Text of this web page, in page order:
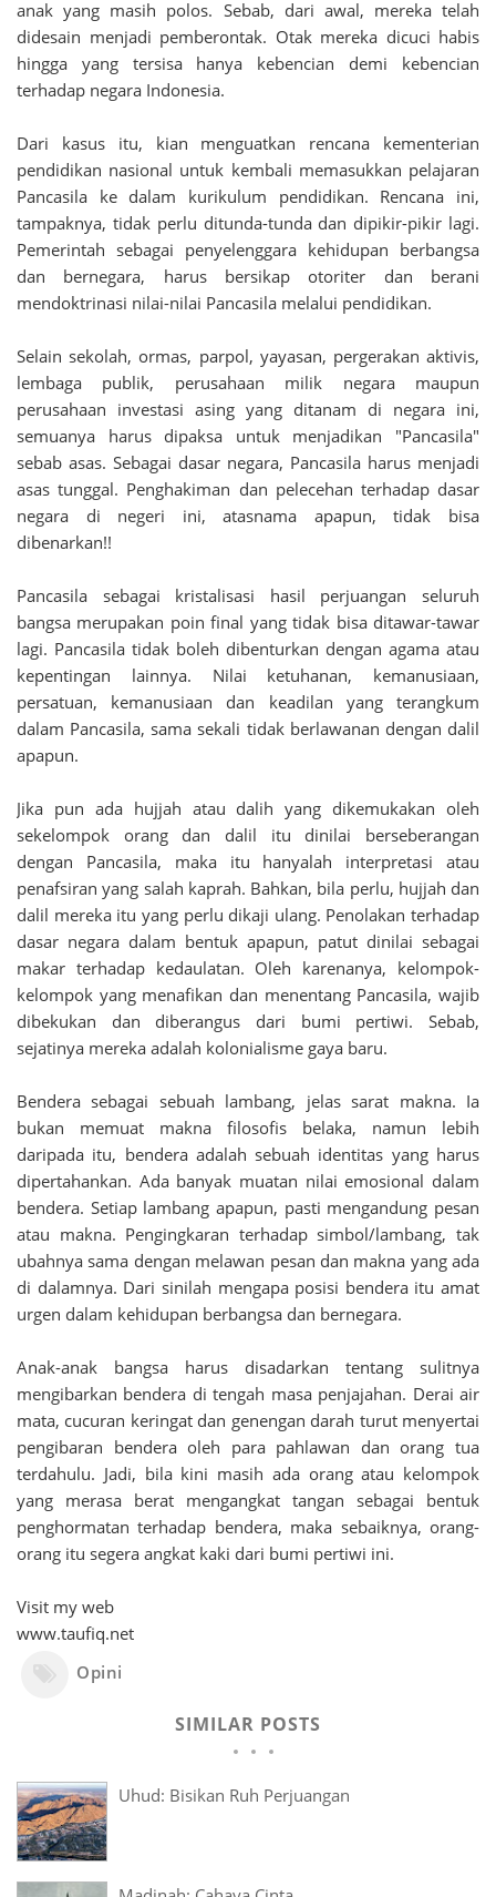
anak yang masih polos. Sebab, dari awal, mereka telah
didesain menjadi pemberontak. Otak mereka dicuci habis
hingga yang tersisa hanya kebencian demi kebencian
terhadap negara Indonesia.
Dari kasus itu, kian menguatkan rencana kementerian
pendidikan nasional untuk kembali memasukkan pelajaran
Pancasila ke dalam kurikulum pendidikan. Rencana ini,
tampaknya, tidak perlu ditunda-tunda dan dipikir-pikir lagi.
Pemerintah sebagai penyelenggara kehidupan berbangsa
dan bernegara, harus bersikap otoriter dan berani
mendoktrinasi nilai-nilai Pancasila melalui pendidikan.
Selain sekolah, ormas, parpol, yayasan, pergerakan aktivis,
lembaga publik, perusahaan milik negara maupun
perusahaan investasi asing yang ditanam di negara ini,
semuanya harus dipaksa untuk menjadikan "Pancasila"
sebab asas. Sebagai dasar negara, Pancasila harus menjadi
asas tunggal. Penghakiman dan pelecehan terhadap dasar
negara di negeri ini, atasnama apapun, tidak bisa
dibenarkan!!
Pancasila sebagai kristalisasi hasil perjuangan seluruh
bangsa merupakan poin final yang tidak bisa ditawar-tawar
lagi. Pancasila tidak boleh dibenturkan dengan agama atau
kepentingan lainnya. Nilai ketuhanan, kemanusiaan,
persatuan, kemanusiaan dan keadilan yang terangkum
dalam Pancasila, sama sekali tidak berlawanan dengan dalil
apapun.
Jika pun ada hujjah atau dalih yang dikemukakan oleh
sekelompok orang dan dalil itu dinilai berseberangan
dengan Pancasila, maka itu hanyalah interpretasi atau
penafsiran yang salah kaprah. Bahkan, bila perlu, hujjah dan
dalil mereka itu yang perlu dikaji ulang. Penolakan terhadap
dasar negara dalam bentuk apapun, patut dinilai sebagai
makar terhadap kedaulatan. Oleh karenanya, kelompok-
kelompok yang menafikan dan menentang Pancasila, wajib
dibekukan dan diberangus dari bumi pertiwi. Sebab,
sejatinya mereka adalah kolonialisme gaya baru.
Bendera sebagai sebuah lambang, jelas sarat makna. Ia
bukan memuat makna filosofis belaka, namun lebih
daripada itu, bendera adalah sebuah identitas yang harus
dipertahankan. Ada banyak muatan nilai emosional dalam
bendera. Setiap lambang apapun, pasti mengandung pesan
atau makna. Pengingkaran terhadap simbol/lambang, tak
ubahnya sama dengan melawan pesan dan makna yang ada
di dalamnya. Dari sinilah mengapa posisi bendera itu amat
urgen dalam kehidupan berbangsa dan bernegara.
Anak-anak bangsa harus disadarkan tentang sulitnya
mengibarkan bendera di tengah masa penjajahan. Derai air
mata, cucuran keringat dan genengan darah turut menyertai
pengibaran bendera oleh para pahlawan dan orang tua
terdahulu. Jadi, bila kini masih ada orang atau kelompok
yang merasa berat mengangkat tangan sebagai bentuk
penghormatan terhadap bendera, maka sebaiknya, orang-
orang itu segera angkat kaki dari bumi pertiwi ini.
Visit my web
www.taufiq.net
Opini
SIMILAR POSTS
Uhud: Bisikan Ruh Perjuangan